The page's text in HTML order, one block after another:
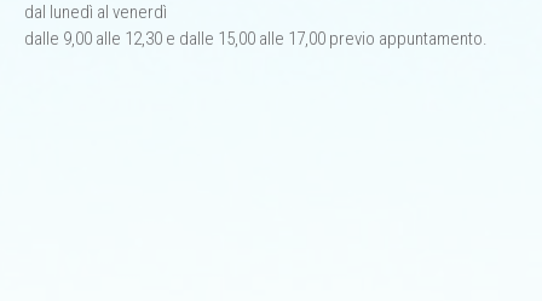
dal lunedì al venerdì
dalle 9,00 alle 12,30 e dalle 15,00 alle 17,00 previo appuntamento.